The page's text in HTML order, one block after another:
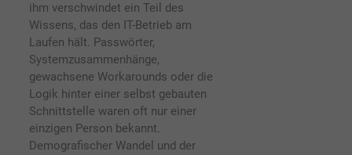
ihm verschwindet ein Teil des
Wissens, das den IT-Betrieb am
Laufen hält. Passwörter,
Systemzusammenhänge,
gewachsene Workarounds oder die
Logik hinter einer selbst gebauten
Schnittstelle waren oft nur einer
einzigen Person bekannt.
Demografischer Wandel und der